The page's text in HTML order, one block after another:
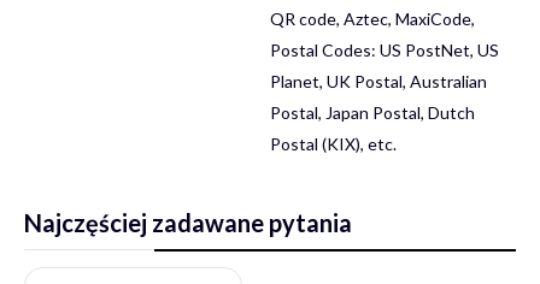
QR code, Aztec, MaxiCode,
Postal Codes: US PostNet, US
Planet, UK Postal, Australian
Postal, Japan Postal, Dutch
Postal (KIX), etc.
Najczęściej zadawane pytania